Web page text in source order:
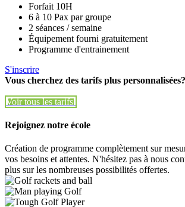
Forfait 10H
6 à 10 Pax par groupe
2 séances / semaine
Équipement fourni gratuitement
Programme d'entrainement
S'inscrire
Vous cherchez des tarifs plus personnalisées?
Voir tous les tarifs
Rejoignez notre école
Création de programme complètement sur
vos besoins et attentes. N'hésitez pas à nous
plus sur les nombreuses possibilités offertes.